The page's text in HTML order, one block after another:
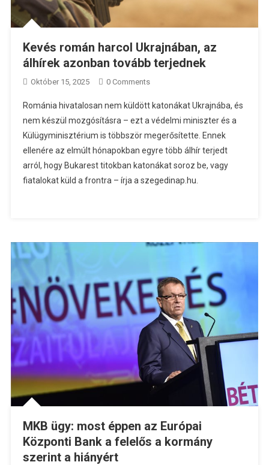
Kevés román harcol Ukrajnában, az
álhírek azonban tovább terjednek
Október 15, 2025 0 Comments
Románia hivatalosan nem küldött katonákat Ukrajnába, és
nem készül mozgósításra – ezt a védelmi miniszter és a
Külügyminisztérium is többször megerősítette. Ennek
ellenére az elmúlt hónapokban egyre több álhír terjedt
arról, hogy Bukarest titokban katonákat soroz be, vagy
fiatalokat küld a frontra – írja a szegedinap.hu.
MKB ügy: most éppen az Európai
Központi Bank a felelős a kormány
szerint a hiányért